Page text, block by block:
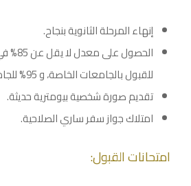
إنهاء المرحلة الثانوية بنجاح.
الحصول
للقبول بالجامعات الخاصة، و 95% للجامعات الحكومية.
تقديم صورة شخصية بيومترية حديثة.
امتلاك جواز سفر ساري الصلاحية.
امتحانات القبول: